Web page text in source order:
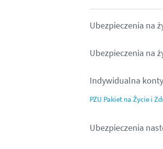
Ubezpieczenia na
Ubezpieczenia na
Indywidualna
PZU Pakiet na Życie i
Ubezpieczenia